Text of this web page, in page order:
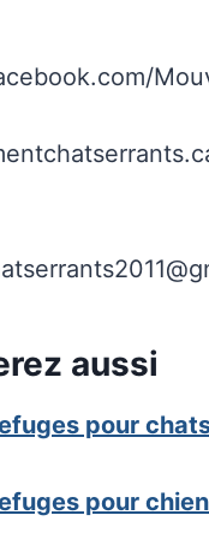
aussi
pour
pour